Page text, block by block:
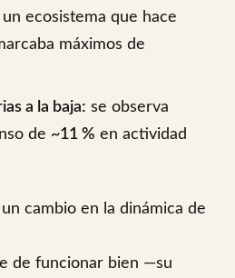
ecosistema que hace
máximos de
a la baja: se observa
de ~11 % en actividad
cambio en la dinámica de
de funcionar bien —su